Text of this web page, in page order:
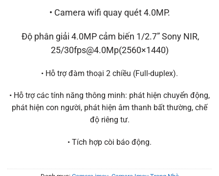
• Camera wifi quay quét 4.0MP.
Độ phân giải 4.0MP cảm biến 1/2.7” Sony NIR,
25/30fps@4.0Mp(2560×1440)
• Hỗ trợ đàm thoại 2 chiều (Full-duplex).
• Hỗ trợ các tính năng thông minh: phát hiện chuyển động,
phát hiện con người, phát hiện âm thanh bất thường, chế
độ riêng tư.
• Tích hợp còi báo động.